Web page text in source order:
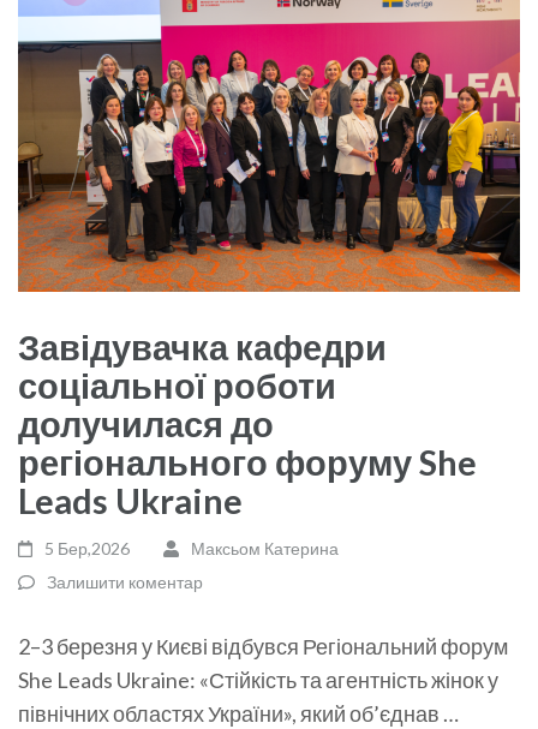
Завідувачка кафедри
соціальної роботи
долучилася до
регіонального форуму She
Leads Ukraine
5 Бер,2026
Максьом Катерина
Залишити коментар
2–3 березня у Києві відбувся Регіональний форум
She Leads Ukraine: «Стійкість та агентність жінок у
північних областях України», який об’єднав …